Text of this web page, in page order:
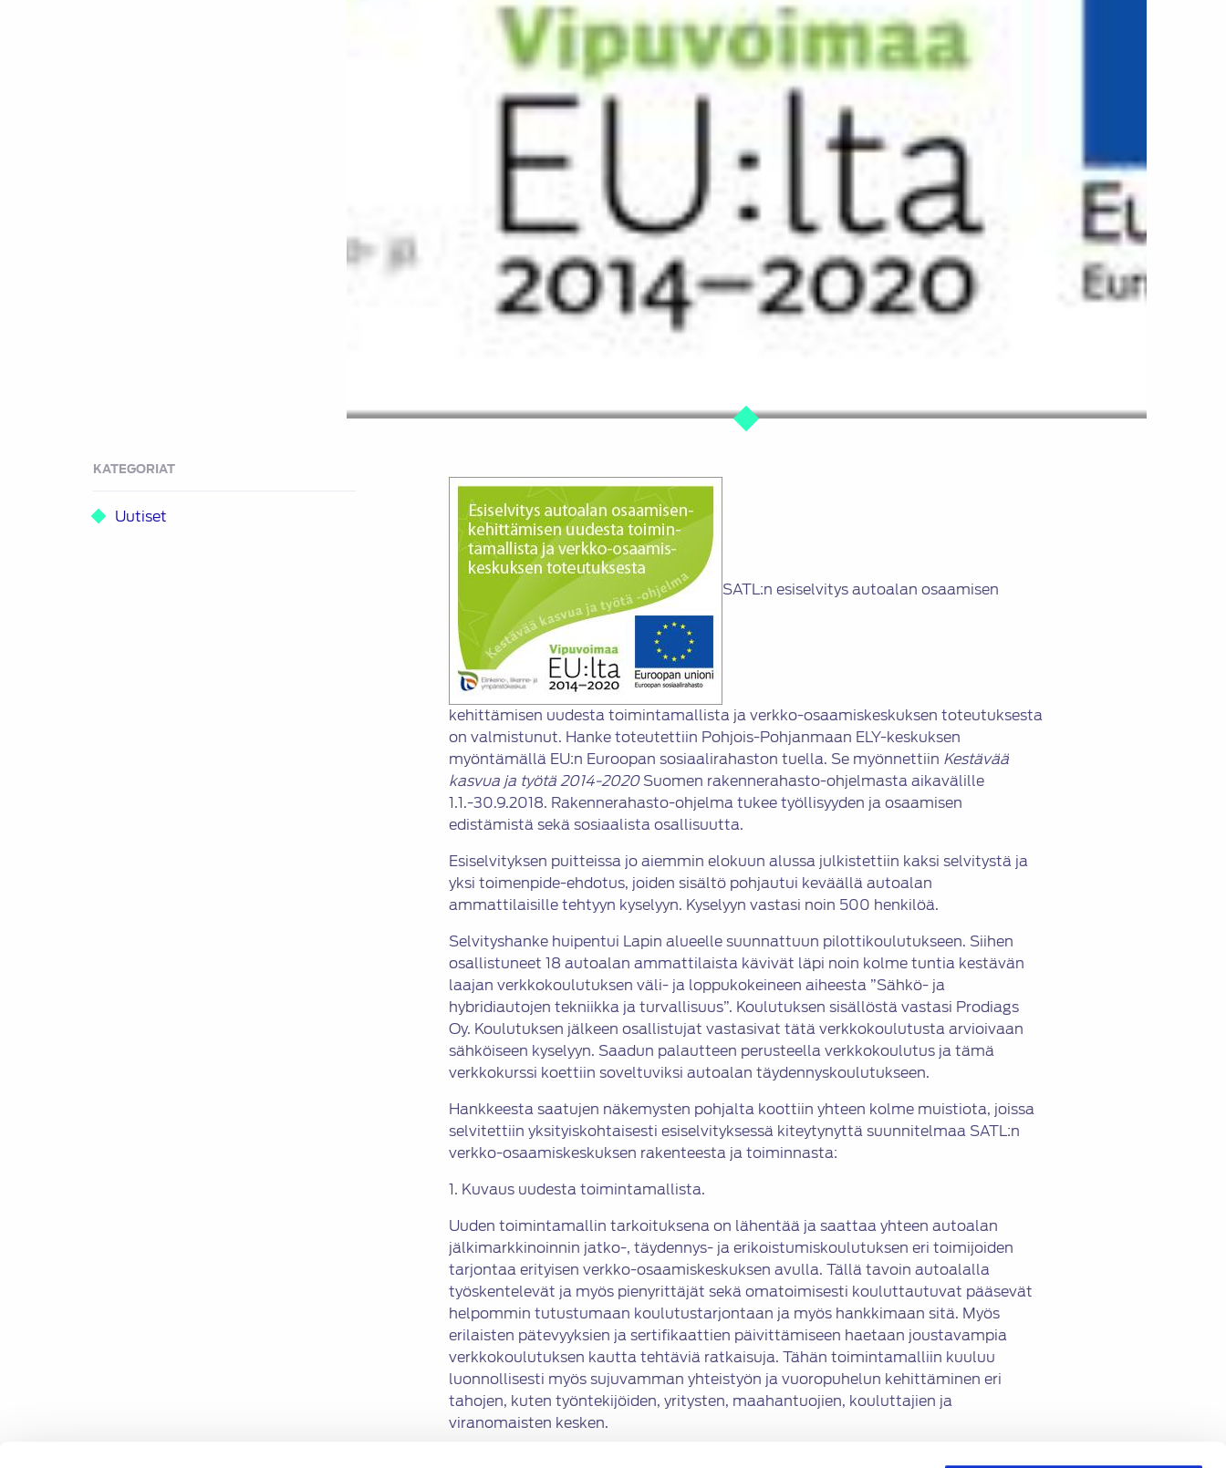
KATEGORIAT
Uutiset
SATL:n esiselvitys autoalan osaamisen
kehittämisen uudesta toimintamallista ja verkko-osaamiskeskuksen toteutuksesta
on valmistunut. Hanke toteutettiin Pohjois-Pohjanmaan ELY-keskuksen
myöntämällä EU:n Euroopan sosiaalirahaston tuella. Se myönnettiin Kestävää
kasvua ja työtä 2014-2020Suomen rakennerahasto-ohjelmasta aikavälille
1.1.-30.9.2018. Rakennerahasto-ohjelma tukee työllisyyden ja osaamisen
edistämistä sekä sosiaalista osallisuutta.
Esiselvityksen puitteissa jo aiemmin elokuun alussa julkistettiin kaksi selvitystä ja
yksi toimenpide-ehdotus, joiden sisältö pohjautui keväällä autoalan
ammattilaisille tehtyyn kyselyyn. Kyselyyn vastasi noin 500 henkilöä.
Selvityshanke huipentui Lapin alueelle suunnattuun pilottikoulutukseen. Siihen
osallistuneet 18 autoalan ammattilaista kävivät läpi noin kolme tuntia kestävän
laajan verkkokoulutuksen väli- ja loppukokeineen aiheesta ”Sähkö- ja
hybridiautojen tekniikka ja turvallisuus”. Koulutuksen sisällöstä vastasi Prodiags
Oy. Koulutuksen jälkeen osallistujat vastasivat tätä verkkokoulutusta arvioivaan
sähköiseen kyselyyn. Saadun palautteen perusteella verkkokoulutus ja tämä
verkkokurssi koettiin soveltuviksi autoalan täydennyskoulutukseen.
Hankkeesta saatujen näkemysten pohjalta koottiin yhteen kolme muistiota, joissa
selvitettiin yksityiskohtaisesti esiselvityksessä kiteytynyttä suunnitelmaa SATL:n
verkko-osaamiskeskuksen rakenteesta ja toiminnasta:
1. Kuvaus uudesta toimintamallista.
Uuden toimintamallin tarkoituksena on lähentää ja saattaa yhteen autoalan
jälkimarkkinoinnin jatko-, täydennys- ja erikoistumiskoulutuksen eri toimijoiden
tarjontaa erityisen verkko-osaamiskeskuksen avulla. Tällä tavoin autoalalla
työskentelevät ja myös pienyrittäjät sekä omatoimisesti kouluttautuvat pääsevät
helpommin tutustumaan koulutustarjontaan ja myös hankkimaan sitä. Myös
erilaisten pätevyyksien ja sertifikaattien päivittämiseen haetaan joustavampia
verkkokoulutuksen kautta tehtäviä ratkaisuja. Tähän toimintamalliin kuuluu
luonnollisesti myös sujuvamman yhteistyön ja vuoropuhelun kehittäminen eri
tahojen, kuten työntekijöiden, yritysten, maahantuojien, kouluttajien ja
viranomaisten kesken.